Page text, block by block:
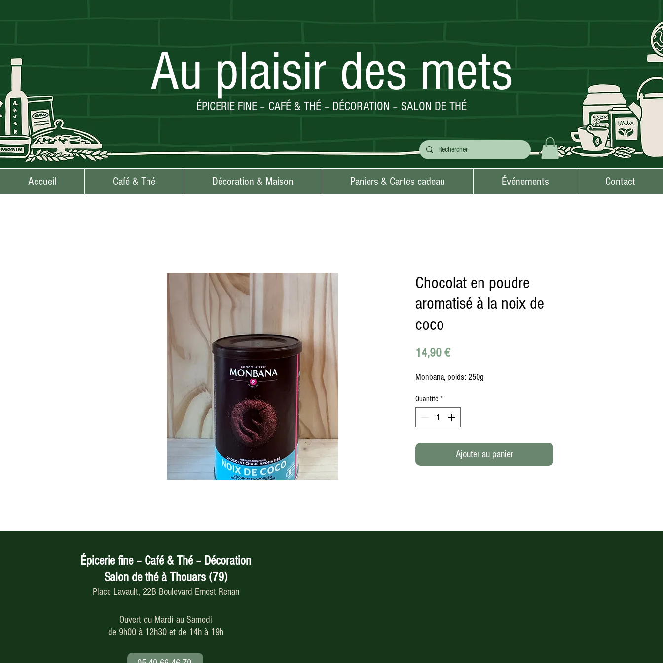
Au plaisir des mets
ÉPICERIE FINE – CAFÉ & THÉ – DÉCORATION – SALON DE THÉ
Accueil Café & Thé Décoration & Maison Paniers & Cartes cadeau Événements Contact
Chocolat en poudre
aromatisé à la noix de
coco
14,90 €Prix
Monbana, poids: 250g
Quantité *
Ajouter au panier
Épicerie fine – Café & Thé – Décoration
Salon de thé à Thouars (79)
Place Lavault, 22B Boulevard Ernest Renan
Ouvert du Mardi au Samedi
de 9h00 à 12h30 et de 14h à 19h